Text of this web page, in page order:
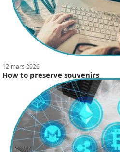
12 mars 2026
How to preserve souvenirs